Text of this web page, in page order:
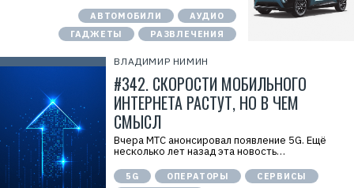
АВТОМОБИЛИ
АУДИО
ГАДЖЕТЫ
РАЗВЛЕЧЕНИЯ
ВЛАДИМИР НИМИН
#342. СКОРОСТИ МОБИЛЬНОГО
ИНТЕРНЕТА РАСТУТ, НО В ЧЕМ
СМЫСЛ
Вчера МТС анонсировал появление 5G. Ещё
несколько лет назад эта новость…
5G ОПЕРАТОРЫ
СЕРВИСЫ